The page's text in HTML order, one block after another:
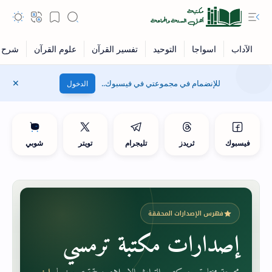
للإنضمام في مجموعتي في فيسبوك.. الدخول
فيسبوك ثريدز تليجرام تويتر شوبي
فهرس الإصدارات المحققة
إصدارات مكتبة ترمسي